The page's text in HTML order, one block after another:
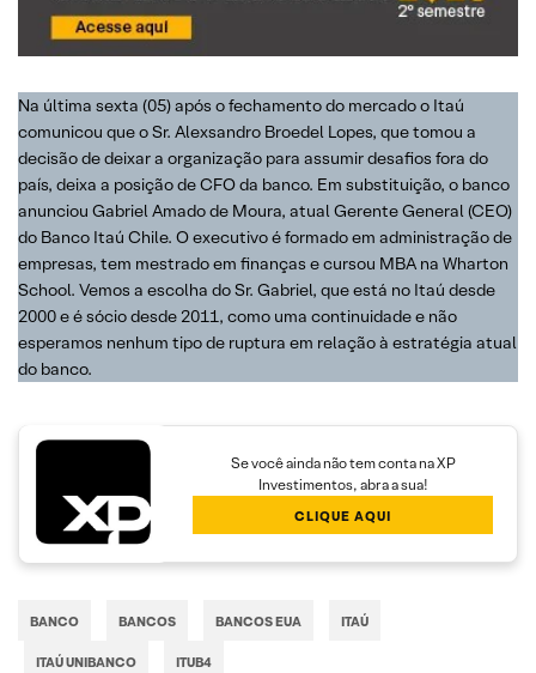
Na última sexta (05) após o fechamento do mercado o Itaú
comunicou que o Sr. Alexsandro Broedel Lopes, que tomou a
decisão de deixar a organização para assumir desafios fora do
país, deixa a posição de CFO da banco. Em substituição, o banco
anunciou Gabriel Amado de Moura, atual Gerente General (CEO)
do Banco Itaú Chile. O executivo é formado em administração de
empresas, tem mestrado em finanças e cursou MBA na Wharton
School. Vemos a escolha do Sr. Gabriel, que está no Itaú desde
2000 e é sócio desde 2011, como uma continuidade e não
esperamos nenhum tipo de ruptura em relação à estratégia atual
do banco.
Se você ainda não tem conta na XP
Investimentos, abra a sua!
CLIQUE AQUI
BANCO BANCOS BANCOS EUA ITAÚ
ITAÚ UNIBANCO ITUB4